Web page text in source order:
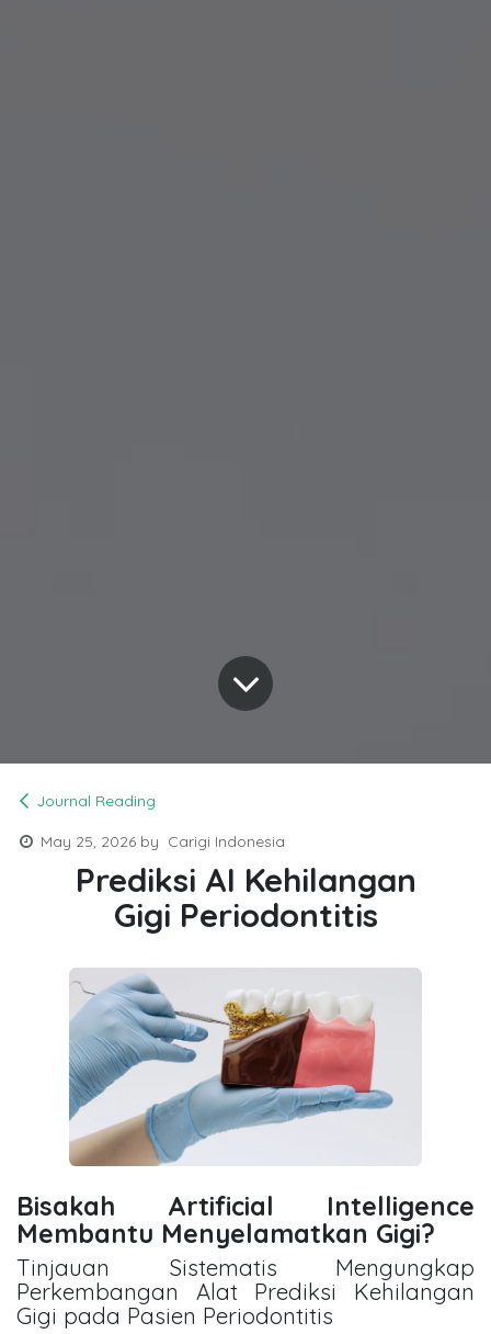
Journal Reading
May 25, 2026 by Carigi Indonesia
Prediksi AI Kehilangan
Gigi Periodontitis
Bisakah Artificial Intelligence
Membantu Menyelamatkan Gigi?
Tinjauan Sistematis Mengungkap
Perkembangan Alat Prediksi Kehilangan
Gigi pada Pasien Periodontitis